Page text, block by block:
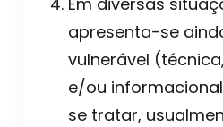
apresenta-se
vulnerável
e/ou
se tratar,